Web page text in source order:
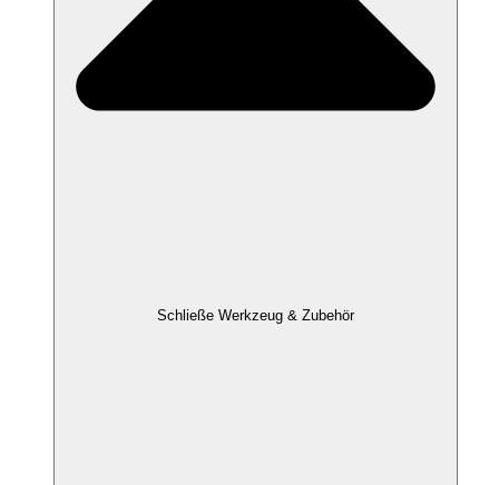
Schließe Werkzeug & Zubehör